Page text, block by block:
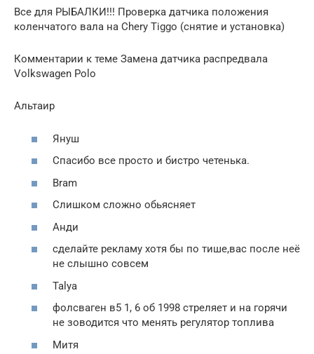
Все для РЫБАЛКИ!!! Проверка датчика положения
коленчатого вала на Chery Tiggo (снятие и установка)
Комментарии к теме Замена датчика распредвала
Volkswagen Polo
Альтаир
Януш
Спасибо все просто и бистро четенька.
Bram
Слишком сложно обьясняет
Анди
сделайте рекламу хотя бы по тише,вас после неё
не слышно совсем
Talya
фолсваген в5 1, 6 об 1998 стреляет и на горячи
не зоводится что менять регулятор топлива
Митя